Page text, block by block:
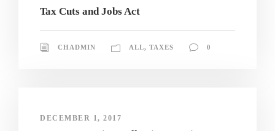
Tax Cuts and Jobs Act
CHADMIN ALL, TAXES 0
DECEMBER 1, 2017